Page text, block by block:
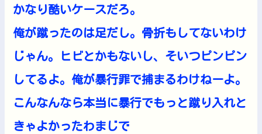
かなり酷いケースだろ。
俺が蹴ったのは足だし。骨折もしてないわけ
じゃん。ヒビとかもないし、そいつピンピン
してるよ。俺が暴行罪で捕まるわけねーよ。
こんなんなら本当に暴行でもっと蹴り入れと
きゃよかったわまじで